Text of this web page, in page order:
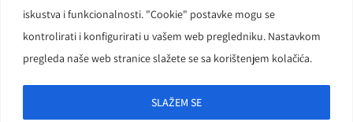
iskustva i funkcionalnosti. "Cookie" postavke mogu se
kontrolirati i konfigurirati u vašem web pregledniku. Nastavkom
pregleda naše web stranice slažete se sa korištenjem kolačića.
SLAŽEM SE
Carmelite Sisters DCJ. Made in Kingdom of God. Since 1891. All
rights reserved.